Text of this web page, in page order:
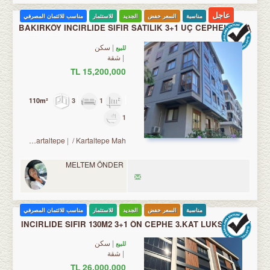
عاجل مناسبة السعر خفض الجديد للاستثمار مناسب للائتمان المصرفي
BAKIRKÖY İNCİRLİDE SIFIR SATILIK 3+1 ÜÇ CEPHELİ ARA
KAT
للبيع
سكن
شقة
15,200,000 TL
3
1
1
/ Kartaltepe / Kartaltepe Mah.
MELTEM ÖNDER
مناسبة السعر خفض الجديد للاستثمار مناسب للائتمان المصرفي
İNCİRLİDE SIFIR 130M2 3+1 ÖN CEPHE 3.KAT LÜKS DAİRE
للبيع
سكن
شقة
26,000,000 TL